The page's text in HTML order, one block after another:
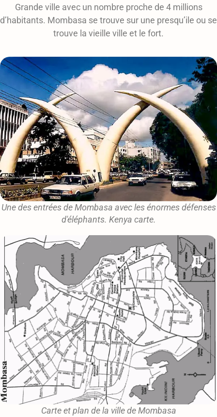
Grande ville avec un nombre proche de 4 millions
d’habitants. Mombasa se trouve sur une presqu’ile ou se
trouve la vieille ville et le fort.
Une des entrées de Mombasa avec les énormes défenses
d'éléphants. Kenya carte.
Carte et plan de la ville de Mombasa